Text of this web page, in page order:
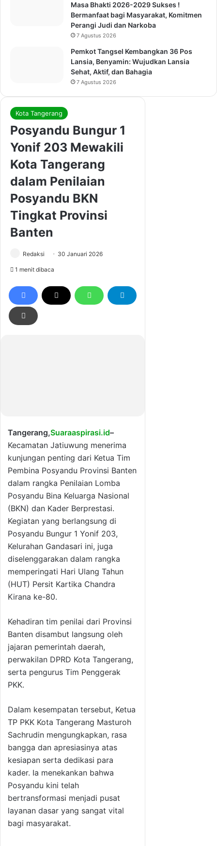
Masa Bhakti 2026-2029 Sukses !
Bermanfaat bagi Masyarakat, Komitmen
Perangi Judi dan Narkoba
7 Agustus 2026
Pemkot Tangsel Kembangkan 36 Pos
Lansia, Benyamin: Wujudkan Lansia
Sehat, Aktif, dan Bahagia
7 Agustus 2026